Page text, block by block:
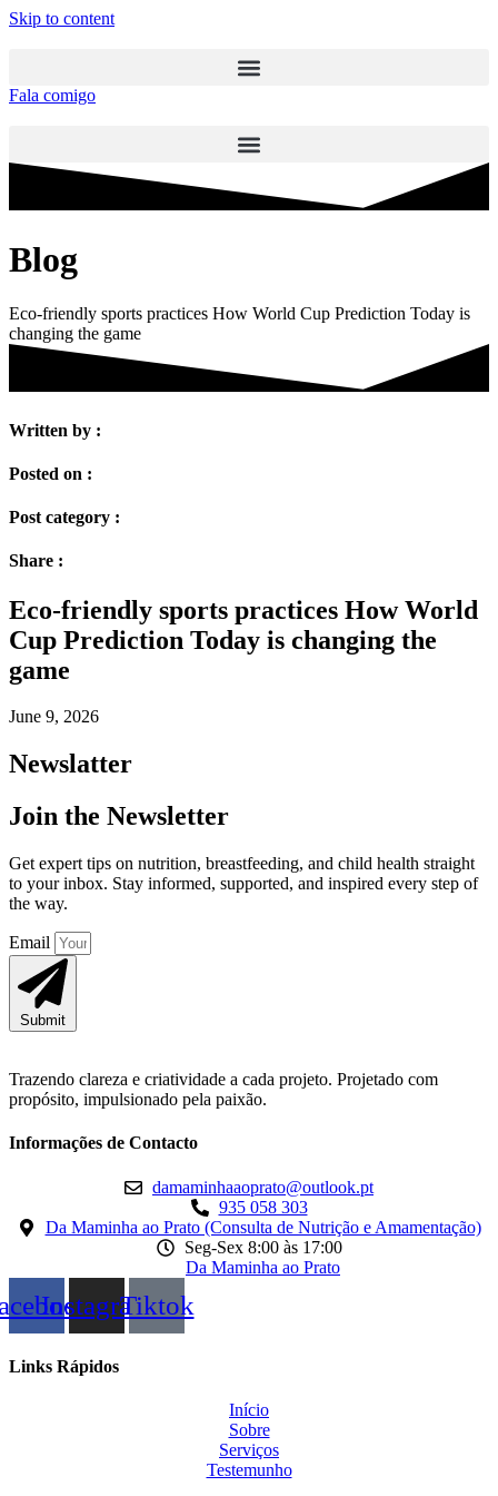
Skip to content
Fala comigo
Blog
Eco-friendly sports practices How World Cup Prediction Today is
changing the game
Written by :
Posted on :
Post category :
Share :
Eco-friendly sports practices How World
Cup Prediction Today is changing the
game
June 9, 2026
Newslatter
Join the Newsletter
Get expert tips on nutrition, breastfeeding, and child health straight
to your inbox. Stay informed, supported, and inspired every step of
the way.
Email
Submit
Trazendo clareza e criatividade a cada projeto. Projetado com
propósito, impulsionado pela paixão.
Informações de Contacto
damaminhaaoprato@outlook.pt
935 058 303
Da Maminha ao Prato (Consulta de Nutrição e Amamentação)
Seg-Sex 8:00 às 17:00
Da Maminha ao Prato
InstagramTiktok
Links Rápidos
Início
Sobre
Serviços
Testemunho